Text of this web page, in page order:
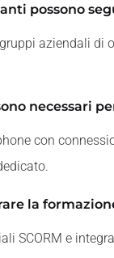
possono
aziendali di
necessari
con
la
SCORM e